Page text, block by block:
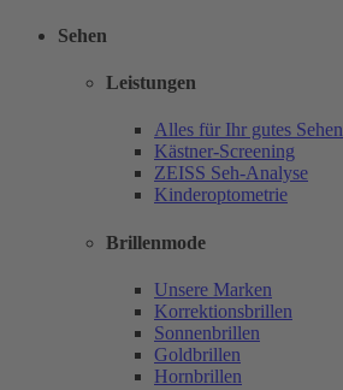
Sehen
Leistungen
Alles für Ihr gutes Sehen
Kästner-Screening
ZEISS Seh-Analyse
Kinderoptometrie
Brillenmode
Unsere Marken
Korrektionsbrillen
Sonnenbrillen
Goldbrillen
Hornbrillen